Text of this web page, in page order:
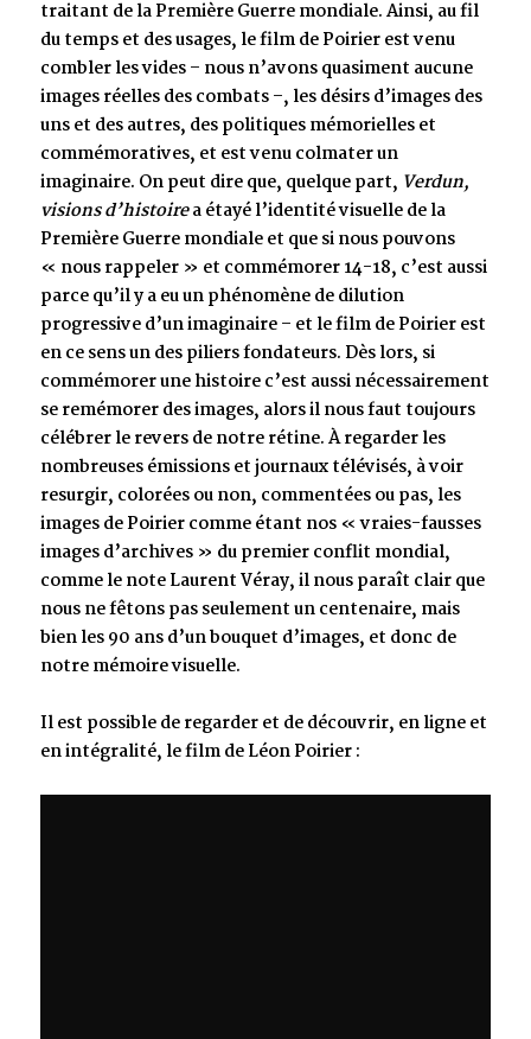
traitant de la Première Guerre mondiale. Ainsi, au fil
du temps et des usages, le film de Poirier est venu
combler les vides – nous n’avons quasiment aucune
images réelles des combats –, les désirs d’images des
uns et des autres, des politiques mémorielles et
commémoratives, et est venu colmater un
imaginaire. On peut dire que, quelque part, Verdun,
visions d’histoirea étayé l’identité visuelle de la
Première Guerre mondiale et que si nous pouvons
« nous rappeler » et commémorer 14-18, c’est aussi
parce qu’il y a eu un phénomène de dilution
progressive d’un imaginaire – et le film de Poirier est
en ce sens un des piliers fondateurs. Dès lors, si
commémorer une histoire c’est aussi nécessairement
se remémorer des images, alors il nous faut toujours
célébrer le revers de notre rétine. À regarder les
nombreuses émissions et journaux télévisés, à voir
resurgir, colorées ou non, commentées ou pas, les
images de Poirier comme étant nos « vraies-fausses
images d’archives » du premier conflit mondial,
comme le note Laurent Véray, il nous paraît clair que
nous ne fêtons pas seulement un centenaire, mais
bien les 90 ans d’un bouquet d’images, et donc de
notre mémoire visuelle.
Il est possible de regarder et de découvrir, en ligne et
en intégralité, le film de Léon Poirier :